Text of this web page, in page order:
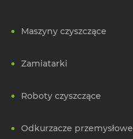
Maszyny czyszczące
Zamiatarki
Roboty czyszczące
Odkurzacze przemysłowe